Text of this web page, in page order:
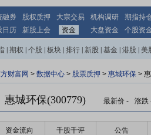
融券 股权质押 大宗交易 机构调研 期指持
日历 新股上会 资金 大盘资金 个股资
期权 个股 板块 排行 新股 基金 港股 美
财富网 > 数据中心 > 股票质押 > 惠城环保 >
惠城环保(300779) 最新价 - 涨跌
资金流向 千股千评 公告